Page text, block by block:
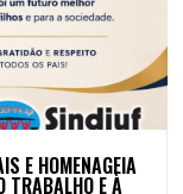
E HOMENAGEIA
TRABALHO E À